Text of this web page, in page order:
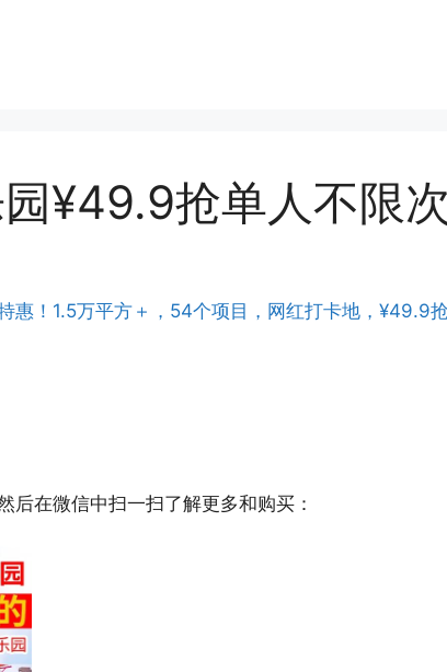
¥49.9抢单人不限
惠！1.5万平方＋，54个项目，网红打卡地，¥49.9
后在微信中扫一扫了解更多和购买：